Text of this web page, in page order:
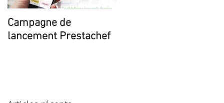
Campagne de
lancement Prestachef